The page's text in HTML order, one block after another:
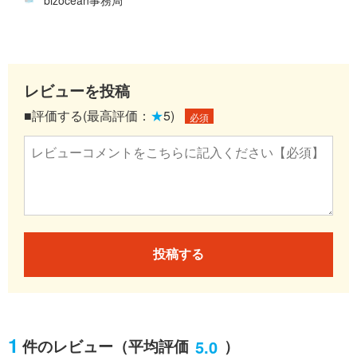
レビューを投稿
■評価する(最高評価： ★5) 必須
投稿する
1 件のレビュー （平均評価 5.0 ）